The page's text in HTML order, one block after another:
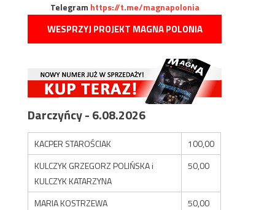
Telegram https://t.me/magnapolonia
WESPRZYJ PROJEKT MAGNA POLONIA
Darczyńcy - 6.08.2026
KACPER STAROŚCIAK
100,00
KULCZYK GRZEGORZ POLIŃSKA i
KULCZYK KATARZYNA
50,00
MARIA KOSTRZEWA
50,00